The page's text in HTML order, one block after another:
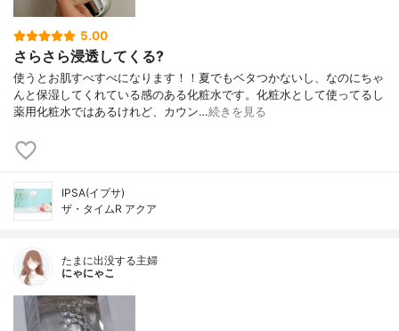
5.00
さらさら浸透してくる?
使うとお肌すべすべになります！！夏でもベタつかないし、なのにちゃ
んと保湿してくれている感のある化粧水です。化粧水として使ってるし
薬用化粧水ではあるけれど、カウン…続きを見る
IPSA(イプサ)
ザ・タイムR アクア
たまに出没する主婦
にゃにゃこ